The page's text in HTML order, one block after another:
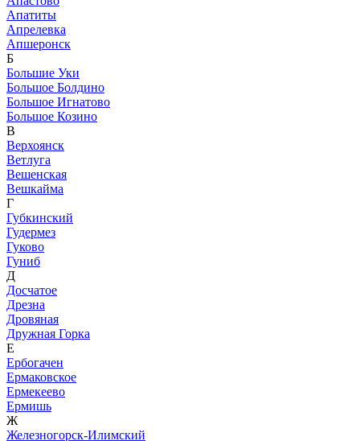
Апатиты
Апрелевка
Апшеронск
Б
Большие Уки
Большое Болдино
Большое Игнатово
Большое Козино
В
Верхоянск
Ветлуга
Вешенская
Вешкайма
Г
Губкинский
Гудермез
Гуково
Гуниб
Д
Досчатое
Дрезна
Дровяная
Дружная Горка
Е
Ербогачен
Ермаковское
Ермекеево
Ермишь
Ж
Железногорск-Илимский